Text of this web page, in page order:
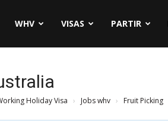
WHV VISAS PARTIR
Holiday Visa › Jobs whv ›
Fruit Picking